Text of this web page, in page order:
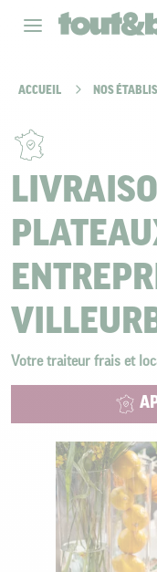
ACCUEIL NOS
Votre traiteur frais et